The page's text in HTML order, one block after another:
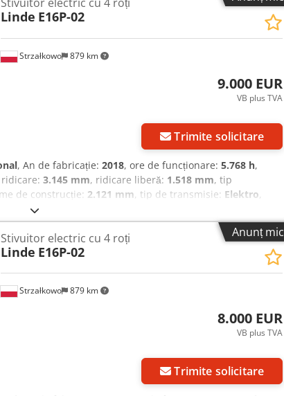
Strzałkowo 879 km
Stivuitor electric cu 4 roți
Linde E16P-02
9.000 EUR
VB plus TVA
Trimite solicitare
, An de fabricație: 2018, ore de funcționare: 5.768 h,
3.145 mm, ridicare liberă: 1.518 mm, tip
de construcție: 2.121 mm, tip de transmisie: Elektro,
2 = 1.000 - 2.500 kg Tip catarg: Duplex Stare: Pregătit
bună Chsdpfx Agowz Am Asfoa Tensiune baterie: 48V
laterală (side-shift),
Anunț mic
Strzałkowo 879 km
Stivuitor electric cu 4 roți
Linde E16P-02
8.000 EUR
VB plus TVA
Trimite solicitare